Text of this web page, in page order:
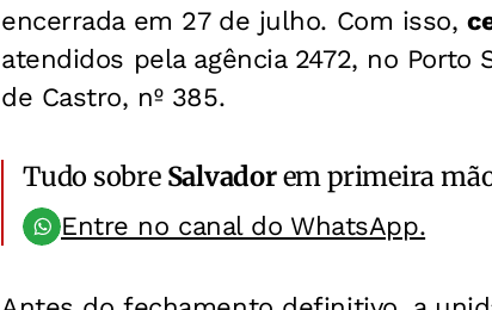
encerrada em 27 de julho. Com isso,
atendidos pela agência 2472, no Porto
de Castro, nº 385.
Tudo sobre Salvadorem primeira
Entre no canal do WhatsApp.